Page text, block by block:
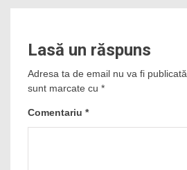
Lasă un răspuns
Adresa ta de email nu va fi publicată.
sunt marcate cu *
Comentariu *